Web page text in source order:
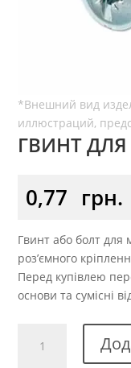
ГВИНТ
0,77 грн.
Гвинт або болт для
роз’ємного
Перед купівлею
основи та сумісні